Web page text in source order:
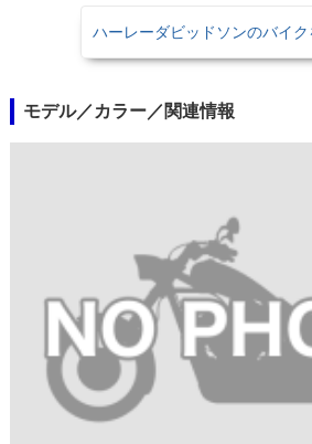
ハーレーダビッドソンのバイク
モデル／カラー／関連情報